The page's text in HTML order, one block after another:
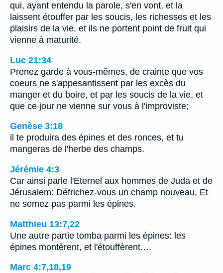
qui, ayant entendu la parole, s'en vont, et la
laissent étouffer par les soucis, les richesses et les
plaisirs de la vie, et ils ne portent point de fruit qui
vienne à maturité.
Luc 21:34
Prenez garde à vous-mêmes, de crainte que vos
coeurs ne s'appesantissent par les excès du
manger et du boire, et par les soucis de la vie, et
que ce jour ne vienne sur vous à l'improviste;
Genèse 3:18
il te produira des épines et des ronces, et tu
mangeras de l'herbe des champs.
Jérémie 4:3
Car ainsi parle l'Eternel aux hommes de Juda et de
Jérusalem: Défrichez-vous un champ nouveau, Et
ne semez pas parmi les épines.
Matthieu 13:7,22
Une autre partie tomba parmi les épines: les
épines montèrent, et l'étouffèrent.…
Marc 4:7,18,19